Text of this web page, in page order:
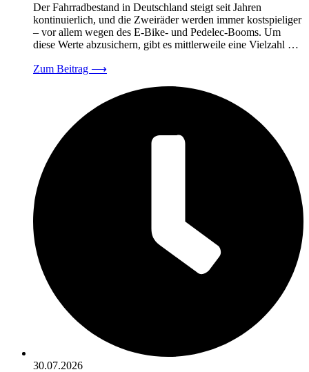
Der Fahrradbestand in Deutschland steigt seit Jahren
kontinuierlich, und die Zweiräder werden immer kostspieliger
– vor allem wegen des E-Bike- und Pedelec-Booms. Um
diese Werte abzusichern, gibt es mittlerweile eine Vielzahl …
Zum Beitrag ⟶
30.07.2026